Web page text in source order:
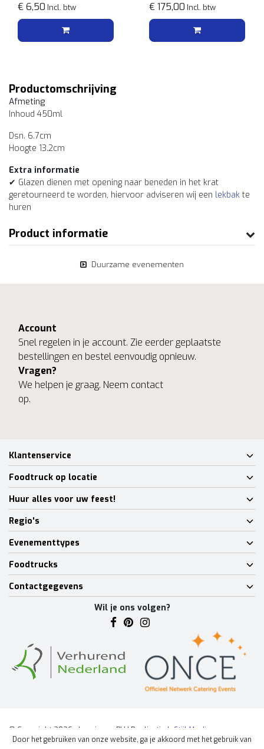
5l
€ 6,50 Incl. btw € 175,00 Incl. btw
Productomschrijving
Afmeting
Inhoud 450ml
Dsn. 6.7cm
Hoogte 13.2cm
Extra informatie
✔ Glazen dienen met opening naar beneden in het krat
geretourneerd te worden, hiervoor adviseren wij een lekbak te
huren
Product informatie
Duurzame evenementen
Account
Snel regelen in je account. Zie eerder geplaatste
bestellingen en bestel eenvoudig opnieuw.
Vragen?
We helpen je graag. Neem contact
op.
Klantenservice
Foodtruck op locatie
Huur alles voor uw feest!
Regio's
Evenementtypes
Foodtrucks
Contactgegevens
Wil je ons volgen?
© Copyright 2026 - Lumineux BV | Realisatie
InStijl Media
Algemene voorwaarden|Disclaimer|Privacy Policy|Sitemap |
Door het gebruiken van onze website, ga je akkoord met het gebruik van